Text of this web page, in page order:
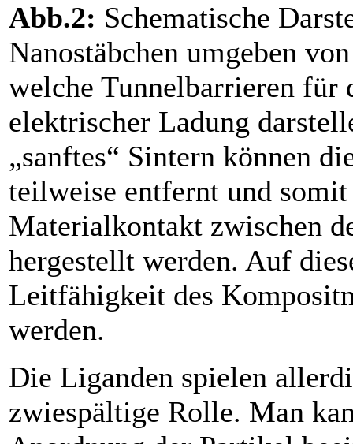
Abb.2: Schematische
Nanostäbchen umgeben
welche Tunnelbarrieren für
elektrischer Ladung
„sanftes“ Sintern können
teilweise entfernt und
Materialkontakt zwischen
hergestellt ­werden. Auf
Leitfähigkeit des
werden.
Die Liganden spielen
zwiespältige Rolle. Man